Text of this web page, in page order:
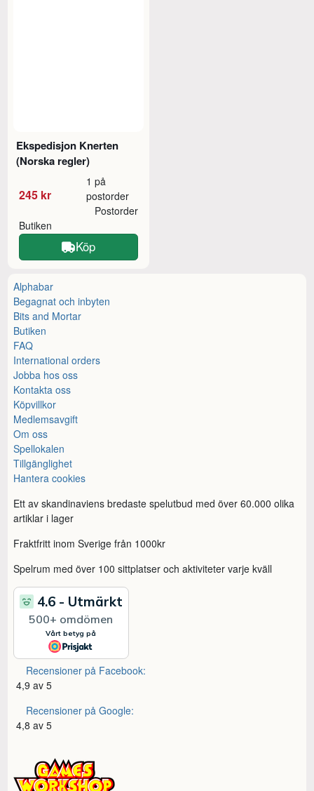
Ekspedisjon Knerten
(Norska regler)
245 kr
1 på
postorder
Butiken
Postorder
Köp
Alphabar
Begagnat och inbyten
Bits and Mortar
Butiken
FAQ
International orders
Jobba hos oss
Kontakta oss
Köpvillkor
Medlemsavgift
Om oss
Spellokalen
Tillgänglighet
Hantera cookies
Ett av skandinaviens bredaste spelutbud med över 60.000 olika
artiklar i lager
Fraktfritt inom Sverige från 1000kr
Spelrum med över 100 sittplatser och aktiviteter varje kväll
Recensioner på Facebook:
4,9 av 5
Recensioner på Google:
4,8 av 5